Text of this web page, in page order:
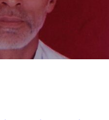
പ്രതികള്‍ക്കെതിരായ
സര്‍ക്കാര്‍ നീക്കം തുടങ്ങി